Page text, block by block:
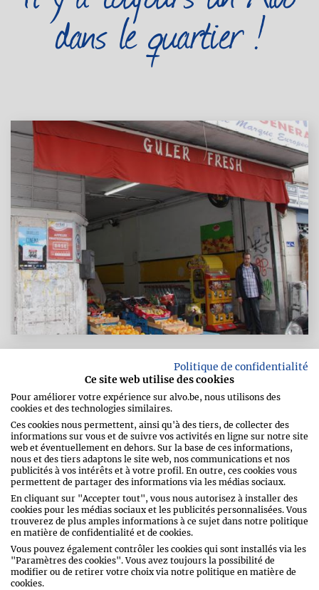
dans le quartier !
M.L.P. SCHAERBEEK
Place Liedts 8
1030 Schaerbeek
Belgique
Téléphone
02 243 07 94
Fax
02 243 07 93
Politique de confidentialité
Ce site web utilise des cookies
Pour améliorer votre expérience sur alvo.be, nous utilisons des
cookies et des technologies similaires.
Ces cookies nous permettent, ainsi qu'à des tiers, de collecter des
informations sur vous et de suivre vos activités en ligne sur notre site
web et éventuellement en dehors. Sur la base de ces informations,
nous et des tiers adaptons le site web, nos communications et nos
publicités à vos intérêts et à votre profil. En outre, ces cookies vous
permettent de partager des informations via les médias sociaux.
En cliquant sur "Accepter tout", vous nous autorisez à installer des
cookies pour les médias sociaux et les publicités personnalisées. Vous
trouverez de plus amples informations à ce sujet dans notre politique
en matière de confidentialité et de cookies.
Vous pouvez également contrôler les cookies qui sont installés via les
"Paramètres des cookies". Vous avez toujours la possibilité de
modifier ou de retirer votre choix via notre politique en matière de
cookies.